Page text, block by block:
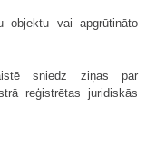
objektu vai apgrūtināto
sniedz ziņas par
reģistrētas juridiskās